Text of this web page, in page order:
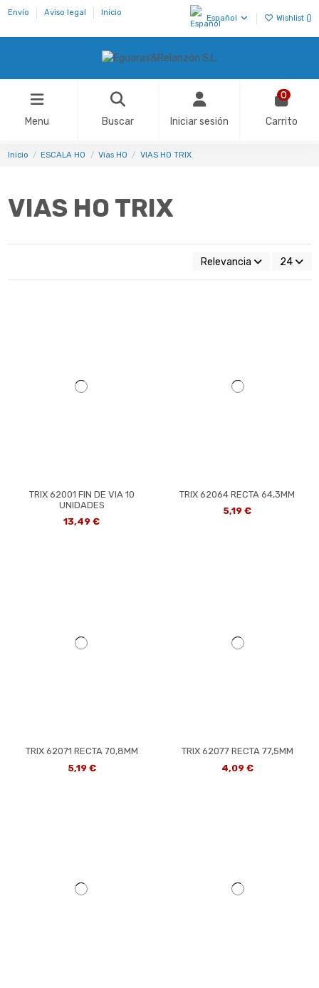
Envío Aviso legal Inicio
Español Wishlist ()
Menu Buscar Iniciar sesión
0
Carrito
Inicio ESCALA H0 Vias HO VIAS HO TRIX
VIAS HO TRIX
Relevancia 24
TRIX 62001 FIN DE VIA 10
UNIDADES
13,49 €
TRIX 62064 RECTA 64,3MM
5,19 €
TRIX 62071 RECTA 70,8MM
5,19 €
TRIX 62077 RECTA 77,5MM
4,09 €